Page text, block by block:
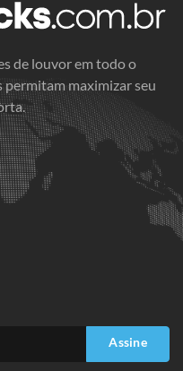
de louvor em todo o
permitam maximizar seu
Assine